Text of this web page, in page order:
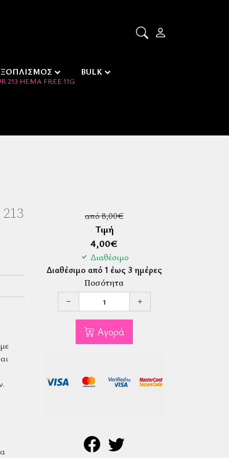
BULK
213 HEMA FREE 11G
από 8,00€
Τιμή
4,00€
Διαθέσιμο
Διαθέσιμο από 1 έως 3 ημέρες
Ποσότητα
Αγορά